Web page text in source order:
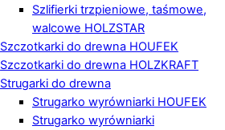
Szlifierki trzpieniowe, taśmowe,
walcowe HOLZSTAR
Szczotkarki do drewna HOUFEK
Szczotkarki do drewna HOLZKRAFT
Strugarki do drewna
Strugarko wyrówniarki HOUFEK
Strugarko wyrówniarki